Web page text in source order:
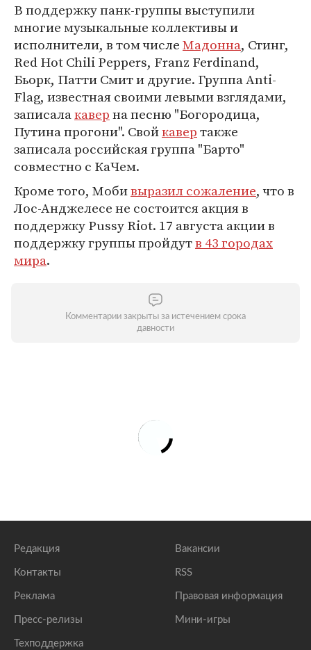
В поддержку панк-группы выступили
многие музыкальные коллективы и
исполнители, в том числеМадонна, Стинг,
Red Hot Chili Peppers, Franz Ferdinand,
Бьорк, Патти Смит и другие. Группа Anti-
Flag, известная своими левыми взглядами,
записалакаверна песню "Богородица,
Путина прогони". Свойкавертакже
записала российская группа "Барто"
совместно с КаЧем.
Кроме того, Мобивыразил сожаление, что в
Лос-Анджелесе не состоится акция в
поддержку Pussy Riot. 17 августа акции в
поддержку группы пройдутв 43 городах
мира.
Комментарии закрыты за истечением срока
давности
Редакция
Контакты
Реклама
Пресс-релизы
Техподдержка
Вакансии
RSS
Правовая информация
Мини-игры